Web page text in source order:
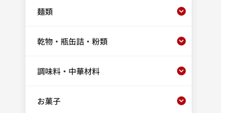
麺類
乾物・瓶缶詰・粉類
調味料・中華材料
お菓子